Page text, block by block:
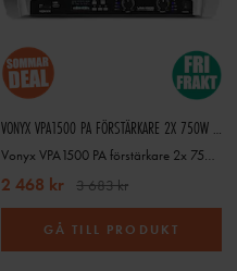
VONYX VPA1500 PA FÖRSTÄRKARE 2X 750W MP3,BT
Vonyx VPA1500 PA förstärkare 2x 750W MP3,BT
2 468 kr 3 683 kr
GÅ TILL PRODUKT